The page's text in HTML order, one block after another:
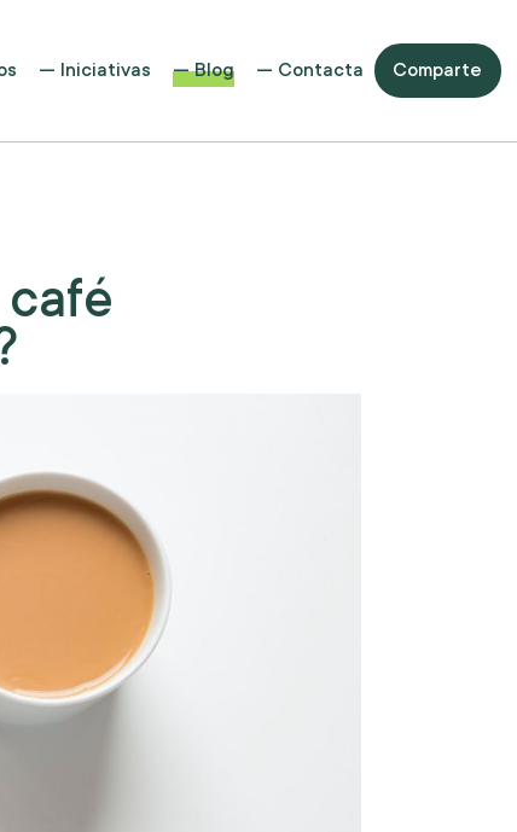
Iniciativas Blog Contacta Comparte